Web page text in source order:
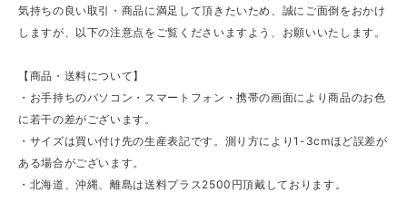
気持ちの良い取引・商品に満足して頂きたいため、誠にご面倒をおかけ
しますが、以下の注意点をご覧くださいますよう、お願いいたします。
【商品・送料について】
・お手持ちのパソコン・スマートフォン・携帯の画面により商品のお色
に若干の差がございます。
・サイズは買い付け先の生産表記です。測り方により1-3cmほど誤差が
ある場合がございます。
・北海道、沖縄、離島は送料プラス2500円頂戴しております。